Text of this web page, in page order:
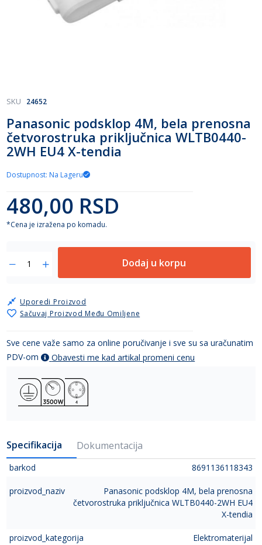
Skip
the
beginning
of
the
images
gallery
Panasonic podsklop 4M, bela prenosna
četvorostruka priključnica WLTB0440-
2WH EU4 X-tendia
SKU 24652
Dostupnost: Na Lageru
480,00 RSD
*Cena je izražena po komadu.
Dodaj u korpu
Sačuvaj Proizvod Među Omiljene
Uporedi Proizvod
Sve cene važe samo za online poručivanje i sve su sa uračunatim
PDV-om
Obavesti me kad artikal promeni cenu
Specifikacija Dokumentacija
barkod 8691136118343
proizvod_naziv
Panasonic podsklop 4M, bela prenosna
četvorostruka priključnica WLTB0440-2WH EU4
X-tendia
proizvod_kategorija Elektromaterijal